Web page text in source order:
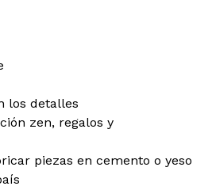
los detalles
zen, regalos y
piezas en cemento o yeso